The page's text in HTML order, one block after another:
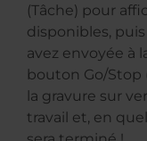
(Tâche) pour
disponibles,
avez envoyée à
bouton Go/Stop
la gravure sur
travail et, en